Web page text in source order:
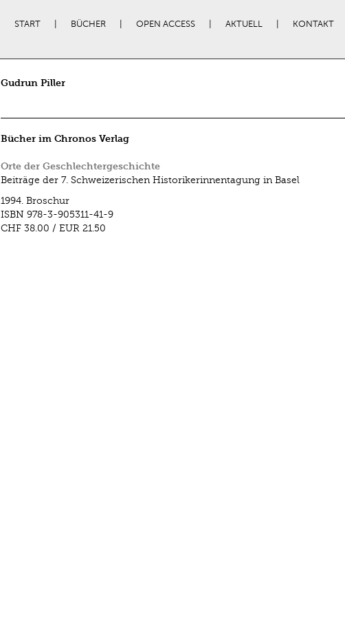
START BÜCHER OPEN ACCESS AKTUELL KONTAKT
Gudrun Piller
Bücher im Chronos Verlag
Orte der Geschlechtergeschichte
Beiträge der 7. Schweizerischen Historikerinnentagung in Basel
1994. Broschur
ISBN 978-3-905311-41-9
CHF 38.00 / EUR 21.50